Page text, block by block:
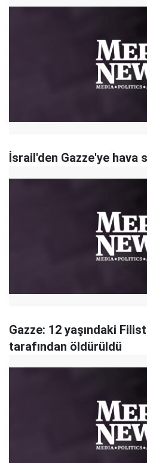
İsrail'den Gazze'ye hava
Gazze: 12 yaşındaki
tarafından öldürüldü